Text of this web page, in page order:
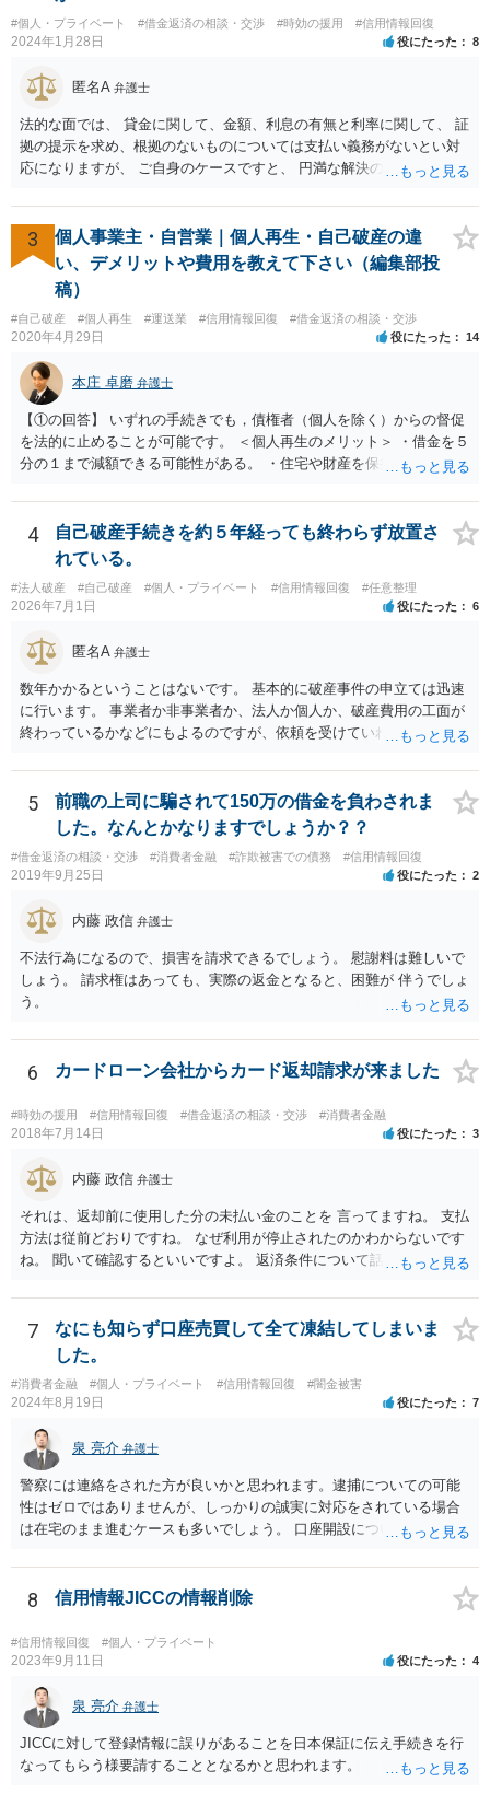
#個人・プライベート #借金返済の相談・交渉 #時効の援用 #信用情報回復
2024年1月28日 役にたった 8
匿名A 弁護士
法的な面では、 貸金に関して、金額、利息の有無と利率に関して、 証
拠の提示を求め、根拠のないものについては支払い義務がないとい対
応になりますが、 ご自身のケースですと、 円満な解決のため、一定程
けではありません）。 何某かの主張をされた場合、あらためて弁護士
に相談されるという形でよいかと思います。
3
個人事業主・自営業｜個人再生・自己破産の違
い、デメリットや費用を教えて下さい（編集部投
稿）
#自己破産 #個人再生 #運送業 #信用情報回復 #借金返済の相談・交渉
2020年4月29日 役にたった 14
本庄 卓磨 弁護士
【①の回答】 いずれの手続きでも，債権者（個人を除く）からの督促
を法的に止めることが可能です。 ＜個人再生のメリット＞ ・借金を５
分の１まで減額できる可能性がある。 ・住宅や財産を保持できる（た
理的抵抗が小さい（個人差あり）。 ＜自己破産のメリット＞ ・税金等
の滞納分を除き，借金を返済する必要がなくなる。 【②の回答】 ・個
人再生・破産ともに，信用情報に事故情報（いわゆるブラックリス
ト）として登録されますので，５年～１０年ほどは新たに借金をする
ことはできません。また，住宅や店舗を借りる際，保証会社の審査も
通らなくなるため，保証人を立てて契約する必要がある場合がありま
す。 ・ご家族名義の財産を処分する必要はありません。 ・個人再生・
破産ともに，返済が困難な状況に陥っている以上，事業継続は難しい
場合が多いです。もっとも，手続き終了後，新たに事業を行うことは
できます。 ・個人再生・破産ともに，裁判所で手続きを進める際に官
報に掲載されます。そのため，第三者に知られる可能性はゼロではあ
りませんが，官報をチェックしている人はほとんどいないと思われる
ため，知られる可能性は低いと思います。なお，戸籍などに載るので
はないかと心配される方がおられますが，そのようなことはありませ
ん。 ＜個人再生のデメリット＞ ・借金が減額されるとはいえ，３年～
５年間は返済を継続する必要がある。 ・所有している財産の価値が大
きい場合，借金が減らない場合がある。 ＜自己破産のデメリット＞ ・
借金の理由が問われ，場合によっては破産が認められない。 ・所有し
きない。 【③の回答】 ３０万円～６０万円程度かと思います。 弁護
て支払いのスケジュールを決めます。 なお，ご依頼後は借金を返済す
る必要はなくなるため，借金の返済に充てていた分を弁護士費用に充
てることが可能です。 【④の回答】 手続上の注意点が多いため，ご自
とをお勧めします。
4
自己破産手続きを約５年経っても終わらず放置さ
れている。
#法人破産 #自己破産 #個人・プライベート #信用情報回復 #任意整理
2026年7月1日 役にたった 6
匿名A 弁護士
数年かかるということはないです。 基本的に破産事件の申立ては迅速
に行います。 事業者か非事業者か、法人か個人か、破産費用の工面が
終わっているかなどにもよるのですが、依頼を受けていれば責任が発
険信号・異常信号と思って頂いて結構です。 もし、新しく依頼をされ
る場合は、 スケジュール感を確認してみてください。 ①●月●日受任
通知発送→②１～２か月で返答かえってくる。報告書作成しはじめる
→③さらに１カ月程度をめどに裁判所に破産申立て など教えてくれる
と思います（個人破産で破産費用も確保できている場合の例示なの
で、法人や積み立てが必要な場合はまた変わります。）
5
前職の上司に騙されて150万の借金を負わされま
した。なんとかなりますでしょうか？？
#借金返済の相談・交渉 #消費者金融 #詐欺被害での債務 #信用情報回復
2019年9月25日 役にたった 2
内藤 政信 弁護士
不法行為になるので、損害を請求できるでしょう。 慰謝料は難しいで
しょう。 請求権はあっても、実際の返金となると、困難が 伴うでしょ
う。
6 カードローン会社からカード返却請求が来ました
#時効の援用 #信用情報回復 #借金返済の相談・交渉 #消費者金融
2018年7月14日 役にたった 3
内藤 政信 弁護士
それは、返却前に使用した分の未払い金のことを 言ってますね。 支払
方法は従前どおりですね。 なぜ利用が停止されたのかわからないです
ね。 聞いて確認するといいですよ。 返済条件について話し合う事は当
7
なにも知らず口座売買して全て凍結してしまいま
した。
#消費者金融 #個人・プライベート #信用情報回復 #闇金被害
2024年8月19日 役にたった 7
泉 亮介 弁護士
警察には連絡をされた方が良いかと思われます。逮捕についての可能
性はゼロではありませんが、しっかりの誠実に対応をされている場合
は在宅のまま進むケースも多いでしょう。 口座開設については銀行等
られるケースも多いかと思われます。
8 信用情報JICCの情報削除
#信用情報回復 #個人・プライベート
2023年9月11日 役にたった 4
泉 亮介 弁護士
JICCに対して登録情報に誤りがあることを日本保証に伝え手続きを行
なってもらう様要請することとなるかと思われます。